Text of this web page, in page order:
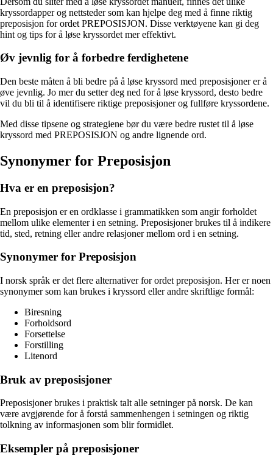
kryssordapper og nettsteder som kan hjelpe deg med å finne riktig
preposisjon for ordet PREPOSISJON. Disse verktøyene kan gi deg
hint og tips for å løse kryssordet mer effektivt.
Øv jevnlig for å forbedre ferdighetene
Den beste måten å bli bedre på å løse kryssord med preposisjoner er å
øve jevnlig. Jo mer du setter deg ned for å løse kryssord, desto bedre
vil du bli til å identifisere riktige preposisjoner og fullføre kryssordene.
Med disse tipsene og strategiene bør du være bedre rustet til å løse
kryssord med PREPOSISJON og andre lignende ord.
Synonymer for Preposisjon
Hva er en preposisjon?
En preposisjon er en ordklasse i grammatikken som angir forholdet
mellom ulike elementer i en setning. Preposisjoner brukes til å indikere
tid, sted, retning eller andre relasjoner mellom ord i en setning.
Synonymer for Preposisjon
I norsk språk er det flere alternativer for ordet preposisjon. Her er noen
synonymer som kan brukes i kryssord eller andre skriftlige formål:
Biresning
Forholdsord
Forsettelse
Forstilling
Litenord
Bruk av preposisjoner
Preposisjoner brukes i praktisk talt alle setninger på norsk. De kan
være avgjørende for å forstå sammenhengen i setningen og riktig
tolkning av informasjonen som blir formidlet.
Eksempler på preposisjoner